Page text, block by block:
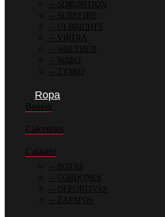
SIMUNITION
SUREFIRE
ULBRICHTS
VIRTRA
WALTHER
WARQ
ZYMIQ
Ropa
Boxers
Calcetines
Calzado
BOTAS
CORDONES
DEPORTIVAS
ZAPATOS